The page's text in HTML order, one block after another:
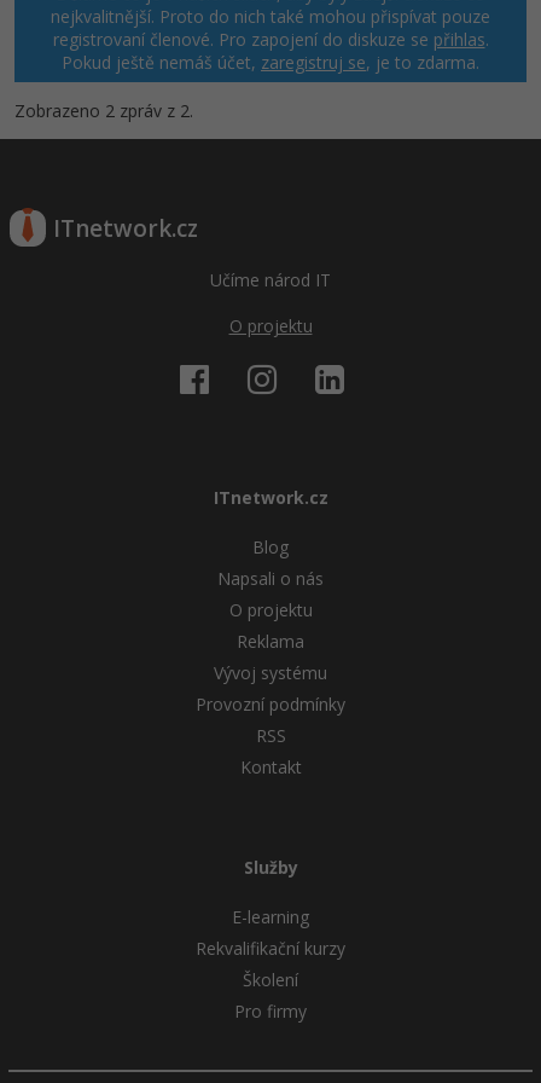
nejkvalitnější. Proto do nich také mohou přispívat pouze
registrovaní členové. Pro zapojení do diskuze se přihlas.
Pokud ještě nemáš účet, zaregistruj se, je to zdarma.
Zobrazeno 2 zpráv z 2.
ITnetwork.cz
Učíme národ IT
O projektu
ITnetwork.cz
Blog
Napsali o nás
O projektu
Reklama
Vývoj systému
Provozní podmínky
RSS
Kontakt
Služby
E-learning
Rekvalifikační kurzy
Školení
Pro firmy